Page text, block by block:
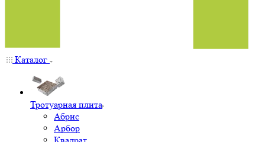
Каталог
Тротуарная плита
Абрис
Арбор